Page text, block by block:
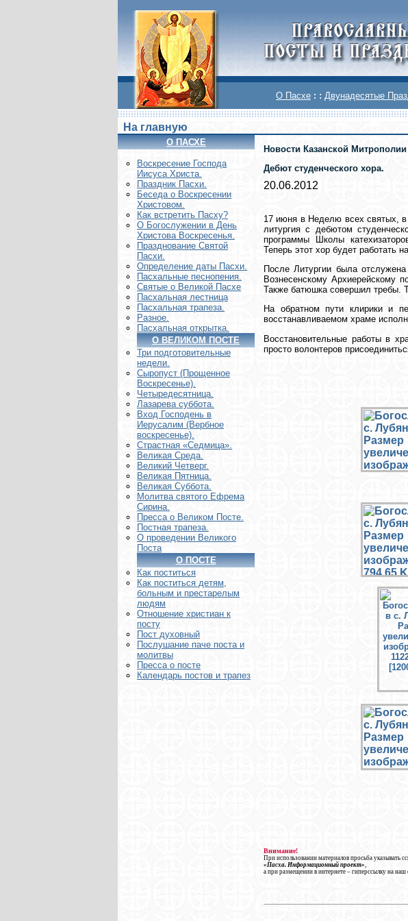
О Пасхе : : Двунадесятые
На главную
О ПАСХЕ
Воскреcение Господа
Иисуса Христа.
Праздник Пасхи.
Беседа о Воскресении
Христовом.
Как встретить Пасху?
О Богослужении в День
Христова Воскресенья.
Празднование Святой
Пасхи.
Определение даты Пасхи.
Пасхальные песнопения.
Святые о Великой Пасхе
Пасхальная лестница
Пасхальная трапеза.
Разное.
Пасхальная открытка.
О ВЕЛИКОМ ПОСТЕ
Три подготовительные
недели.
Сыропуст (Прощенное
Воскресенье).
Четыредесятница.
Лазарева суббота.
Вход Господень в
Иерусалим (Вербное
воскресенье).
Страстная «Седмица».
Великая Среда.
Великий Четверг.
Великая Пятница.
Великая Суббота.
Молитва святого Ефрема
Сирина.
Пресса о Великом Посте.
Постная трапеза.
О проведении Великого
Поста
О ПОСТЕ
Как поститься
Как поститься детям,
больным и престарелым
людям
Отношение христиан к
посту
Пост духовный
Послушание паче поста и
молитвы
Пресса о посте
Календарь постов и трапез
Новости Казанской Митрополии
Дебют студенческого хора.
20.06.2012
17 июня в Неделю всех святых,
литургия с дебютом
программы Школы
Теперь этот хор будет работать
После Литургии была
Вознесенскому Архиерейскому
Также батюшка совершил требы.
На обратном пути клирики и
восстанавливаемом храме
Восстановительные работы в
просто волонтеров
Внимание!
При использовании материалов просьба указывать
«Пасха. Информационный проект»,
а при размещении в интернете – гиперссылку на наш